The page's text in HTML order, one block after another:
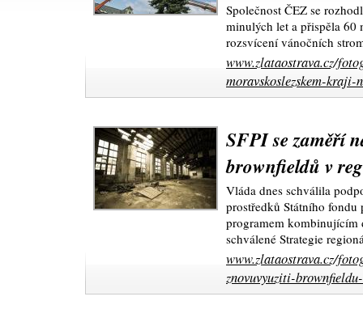
Společnost ČEZ se
minulých let a přispěla 60
rozsvícení vánočních
www.zlataostrava.cz/
moravskoslezskem-
SFPI se zaměří
brownfieldů v
Vláda dnes schválila
prostředků Státního fondu
programem kombinujícím
schválené Strategie
www.zlataostrava.cz/
znovuvyuziti-